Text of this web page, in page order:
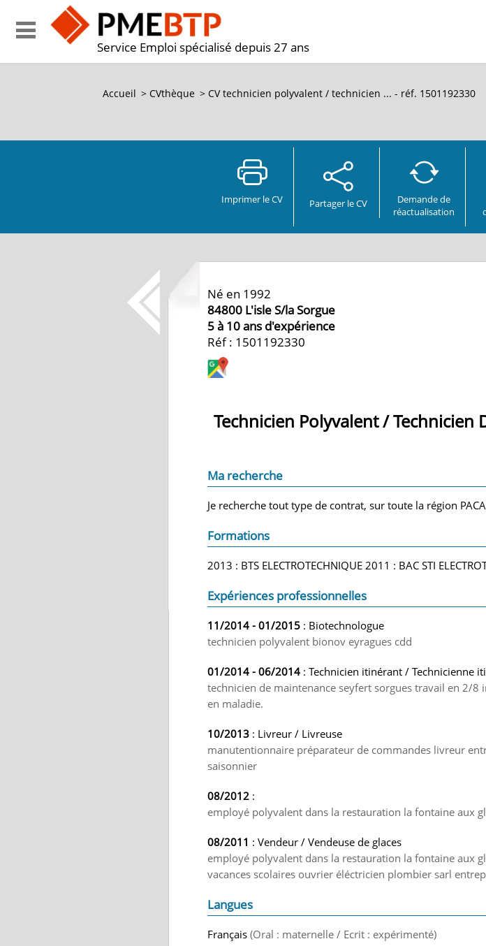
Service Emploi spécialisé depuis 27 ans
Accueil > CVthèque > CVtechnicien polyvalent / technicien ... - réf. 1501192330
Imprimer le CV Partager le CV
Demande de
réactualisation
Né en 1992
84800 L'isle S/la Sorgue
5 à 10 ans d'expérience
Réf : 1501192330
Technicien Polyvalent /
Ma recherche
Je recherche tout type de contrat, sur toute la région
Formations
2013 : BTS ELECTROTECHNIQUE 2011 : BAC STI
Expériences professionnelles
11/2014 - 01/2015 : Biotechnologue
technicien polyvalent bionov eyragues cdd
01/2014 - 06/2014 : Technicien itinérant / Technicienne
technicien de maintenance seyfert sorgues travail en 2/
en maladie.
10/2013 : Livreur / Livreuse
manutentionnaire préparateur de commandes livreur
saisonnier
08/2012 :
employé polyvalent dans la restauration la fontaine aux
08/2011 : Vendeur / Vendeuse de glaces
employé polyvalent dans la restauration la fontaine aux
vacances scolaires ouvrier éléctricien plombier sarl
Langues
Français (Oral : maternelle / Ecrit : expérimenté)